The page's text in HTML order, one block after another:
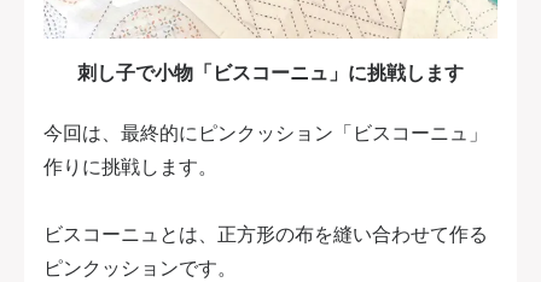
刺し子で小物「ビスコーニュ」に挑戦します
今回は、最終的にピンクッション「ビスコーニュ」
作りに挑戦します。
ビスコーニュとは、正方形の布を縫い合わせて作る
ピンクッションです。